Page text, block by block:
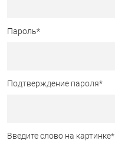
Пароль*
Подтверждение пароля*
Введите слово на картинке*